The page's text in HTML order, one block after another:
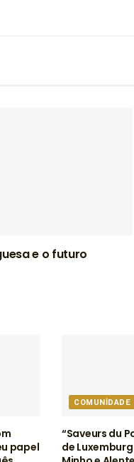
e o futuro
papel
COMUNIDADE
“Saveurs du
de